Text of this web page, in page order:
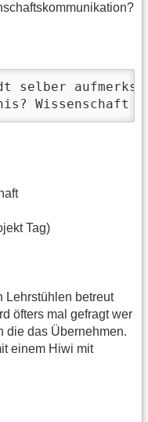
selber
Wissenschaft
Tag)
Lehrstühlen betreut
öfters mal gefragt wer
die das Übernehmen.
einem Hiwi mit